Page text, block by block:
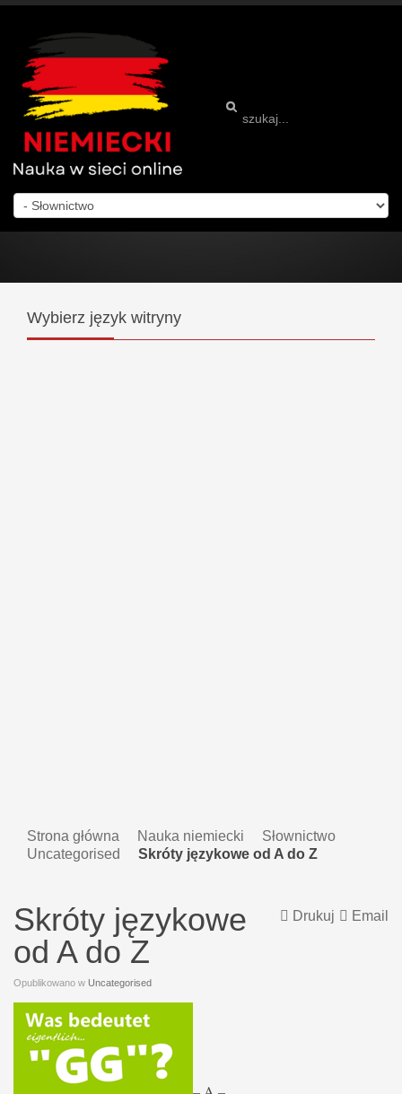
Wybierz język witryny
Strona główna Nauka niemiecki
Słownictwo
Uncategorised
Skróty językowe od A do Z
Email
Drukuj
Skróty językowe
od A do Z
Opublikowano w Uncategorised